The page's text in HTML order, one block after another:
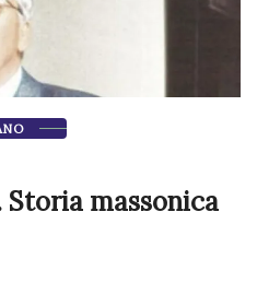
massonica